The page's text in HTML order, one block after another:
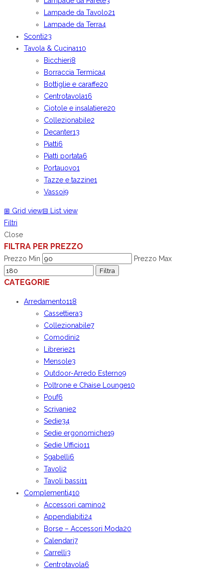
Lampade da Tavolo21
Lampade da Terra4
Sconti23
Tavola & Cucina110
Bicchieri8
Borraccia Termica4
Bottiglie e caraffe20
Centrotavola16
Ciotole e insalatiere20
Collezionabile2
Decanter13
Piatti6
Piatti portata6
Portauovo1
Tazze e tazzine1
Vassoi9
⊞ Grid view⊟
List view
Filtri
Close
FILTRA PER PREZZO
Prezzo Min
Prezzo Max
Filtra
CATEGORIE
Arredamento118
Cassettiera3
Collezionabile7
Comodini2
Librerie21
Mensole3
Outdoor-Arredo Esterno9
Poltrone e Chaise Lounge10
Pouf6
Scrivanie2
Sedie34
Sedie ergonomiche19
Sedie Ufficio11
Sgabelli6
Tavoli2
Tavoli bassi11
Complementi410
Accessori camino2
Appendiabiti24
Borse – Accessori Moda20
Calendari7
Carrelli3
Centrotavola6